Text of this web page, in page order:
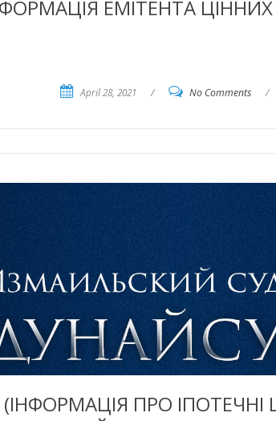
ЕМІТЕНТА ЦІННИХ
April 28, 2021 / No Comments /
ПРО